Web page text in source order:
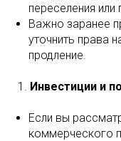
переселения
Важно заранее
уточнить права
продление.
Инвестиции и
Если вы
коммерческого